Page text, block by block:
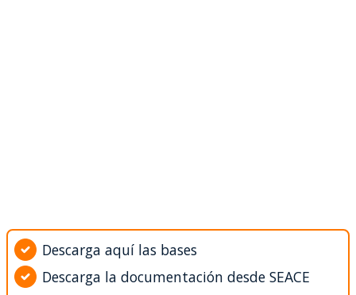
Descarga aquí las bases
Descarga la documentación desde SEACE